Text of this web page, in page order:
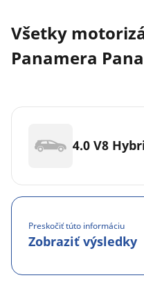
Všetky
Panamera
4.0 V8
Preskočiť túto informáciu
Zobraziť výsledky